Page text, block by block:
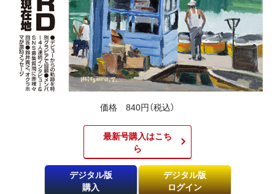
価格 840円（税込）
最新号購入はこち
ら​
デジタル版
購入
デジタル版
ログイン